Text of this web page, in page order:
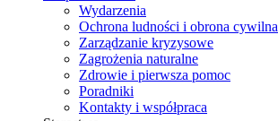
Wydarzenia
Ochrona ludności i obrona cywilna
Zarządzanie kryzysowe
Zagrożenia naturalne
Zdrowie i pierwsza pomoc
Poradniki
Kontakty i współpraca